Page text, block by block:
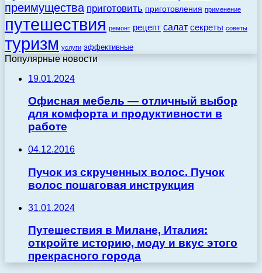
преимущества приготовить приготовления применение
путешествия ремонт рецепт салат секреты советы
туризм услуги эффективные
Популярные новости
19.01.2024
Офисная мебель — отличный выбор
для комфорта и продуктивности в
работе
04.12.2016
Пучок из скрученных волос. Пучок
волос пошаговая инструкция
31.01.2024
Путешествия в Милане, Италия:
откройте историю, моду и вкус этого
прекрасного города